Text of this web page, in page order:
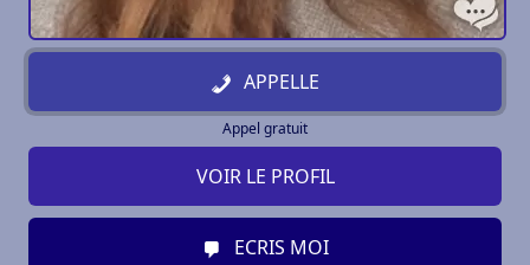
APPELLE
Appel gratuit
VOIR LE PROFIL
ECRIS MOI